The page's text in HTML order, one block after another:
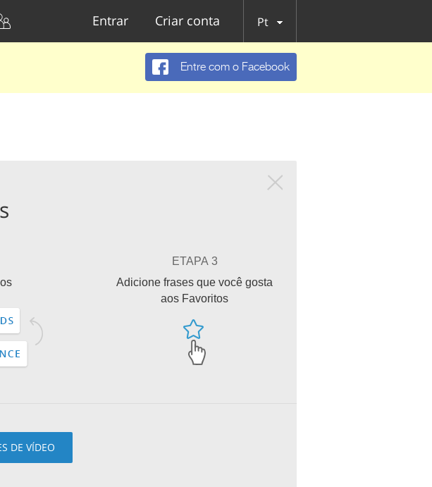
Entrar Criar conta Pt
Entre com o Facebook
ETAPA 3
Adicione frases que você gosta
aos Favoritos
DE VÍDEO